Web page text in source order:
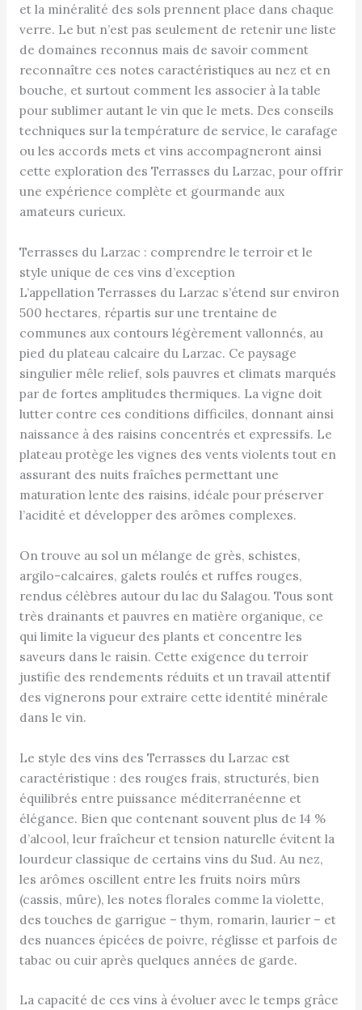
et la minéralité des sols prennent place dans chaque
verre. Le but n’est pas seulement de retenir une liste
de domaines reconnus mais de savoir comment
reconnaître ces notes caractéristiques au nez et en
bouche, et surtout comment les associer à la table
pour sublimer autant le vin que le mets. Des conseils
techniques sur la température de service, le carafage
ou les accords mets et vins accompagneront ainsi
cette exploration des Terrasses du Larzac, pour offrir
une expérience complète et gourmande aux
amateurs curieux.
Terrasses du Larzac : comprendre le terroir et le
style unique de ces vins d’exception
L’appellation Terrasses du Larzac s’étend sur environ
500 hectares, répartis sur une trentaine de
communes aux contours légèrement vallonnés, au
pied du plateau calcaire du Larzac. Ce paysage
singulier mêle relief, sols pauvres et climats marqués
par de fortes amplitudes thermiques. La vigne doit
lutter contre ces conditions difficiles, donnant ainsi
naissance à des raisins concentrés et expressifs. Le
plateau protège les vignes des vents violents tout en
assurant des nuits fraîches permettant une
maturation lente des raisins, idéale pour préserver
l’acidité et développer des arômes complexes.
On trouve au sol un mélange de grès, schistes,
argilo-calcaires, galets roulés et ruffes rouges,
rendus célèbres autour du lac du Salagou. Tous sont
très drainants et pauvres en matière organique, ce
qui limite la vigueur des plants et concentre les
saveurs dans le raisin. Cette exigence du terroir
justifie des rendements réduits et un travail attentif
des vignerons pour extraire cette identité minérale
dans le vin.
Le style des vins des Terrasses du Larzac est
caractéristique : des rouges frais, structurés, bien
équilibrés entre puissance méditerranéenne et
élégance. Bien que contenant souvent plus de 14 %
d’alcool, leur fraîcheur et tension naturelle évitent la
lourdeur classique de certains vins du Sud. Au nez,
les arômes oscillent entre les fruits noirs mûrs
(cassis, mûre), les notes florales comme la violette,
des touches de garrigue – thym, romarin, laurier – et
des nuances épicées de poivre, réglisse et parfois de
tabac ou cuir après quelques années de garde.
La capacité de ces vins à évoluer avec le temps grâce